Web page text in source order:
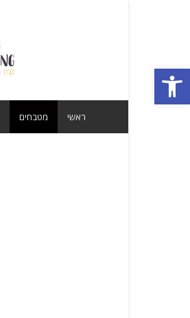
פתח סרגל נגישות
ראשי מטבחים